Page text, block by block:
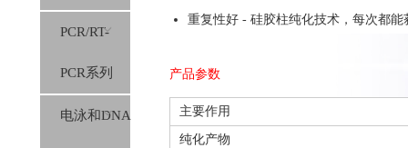
PCR/RT-
PCR系列
电泳和DNA
重复性好 - 硅胶柱纯化技术，每次都能
产品参数
主要作用
纯化产物